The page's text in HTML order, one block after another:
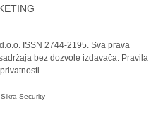
ISSN 2744-2195. Sva prava
bez dozvole izdavača. Pravila
Sikra Security